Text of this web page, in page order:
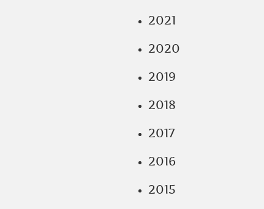
2021
2020
2019
2018
2017
2016
2015